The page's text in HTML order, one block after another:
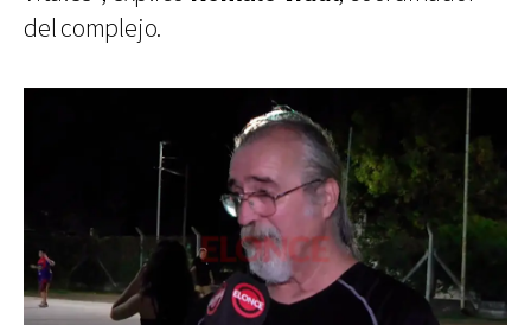
del complejo.